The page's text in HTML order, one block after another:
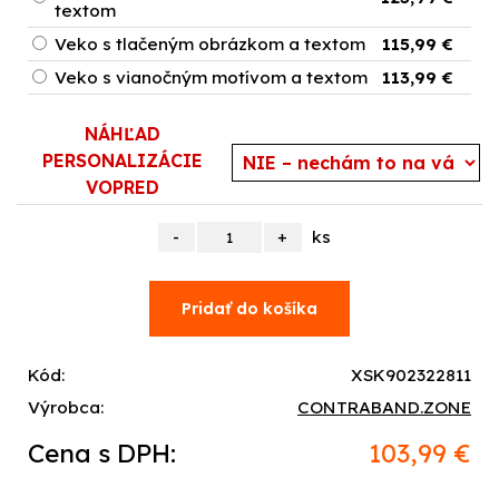
textom
Veko s tlačeným obrázkom a textom
115,99 €
Veko s vianočným motívom a textom
113,99 €
NÁHĽAD
PERSONALIZÁCIE
VOPRED
ks
Kód:
XSK902322811
Výrobca:
CONTRABAND.ZONE
Cena s DPH: 103,99 €